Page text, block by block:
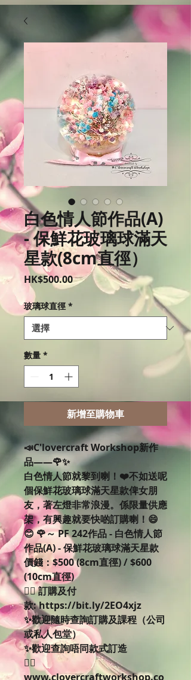
白色情人節作品(A)
- 保鮮花玻璃球滿天
星款(8cm直徑）
HK$500.00價
玻璃球直徑 *
數量 *
新增至購物車
📣C'lovercraft Workshop新作
品——🌹✨
白色情人節就黎到喇！❤️不如送呢
個保鮮花玻璃球滿天星款俾女朋
友，著左燈非常浪漫。係限量供應
架，有興趣就要快啲訂購喇！😄
😊 🌹～ PF 242作品 - 白色情人節
作品(A) - 保鮮花玻璃球滿天星款
價錢：$500 (8cm直徑) / $600
(10cm直徑)
👉🏻 訂購及付
款: https://bit.ly/2EO4xjz
✨歡迎隨時查詢訂購及課程（公司
或私人包堂）
✨歡迎查詢唔同款式訂造
👉🏻
www.clovercraftworkshop.co